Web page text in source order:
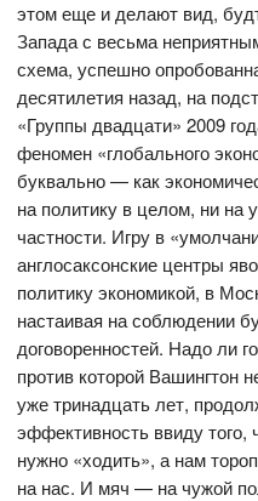
этом еще и делают вид,
Запада с весьма
схема, успешно
десятилетия назад, на
«Группы двадцати» 2009
феномен «глобального
буквально — как
на политику в целом, ни на
частности. Игру в
англосаксонские центры
политику экономикой, в
настаивая на соблюдении
договоренностей. Надо ли
против которой Вашингтон
уже тринадцать лет,
эффективность ввиду того,
нужно «ходить», а нам
на нас. И мяч — на чужой